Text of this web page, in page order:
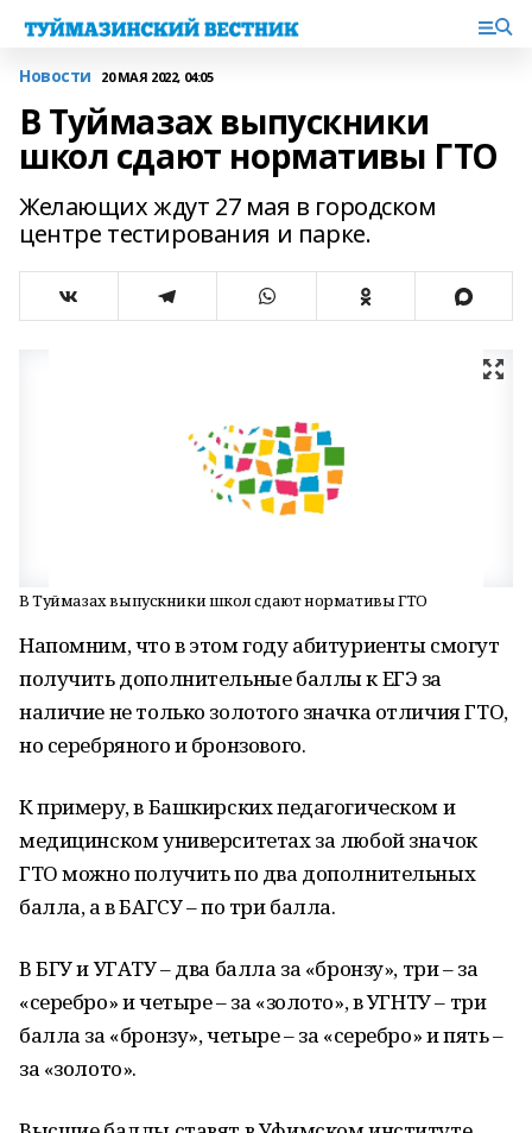
Новости 20 МАЯ 2022, 04:05
В Туймазах выпускники
школ сдают нормативы ГТО
Желающих ждут 27 мая в городском
центре тестирования и парке.
В Туймазах выпускники школ сдают нормативы ГТО
Напомним, что в этом году абитуриенты смогут
получить дополнительные баллы к ЕГЭ за
наличие не только золотого значка отличия ГТО,
но серебряного и бронзового.
К примеру, в Башкирских педагогическом и
медицинском университетах за любой значок
ГТО можно получить по два дополнительных
балла, а в БАГСУ – по три балла.
В БГУ и УГАТУ – два балла за «бронзу», три – за
«серебро» и четыре – за «золото», в УГНТУ – три
балла за «бронзу», четыре – за «серебро» и пять –
за «золото».